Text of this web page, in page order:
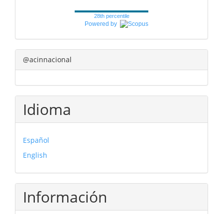
28th percentile
Powered by
@acinnacional
Idioma
Español
English
Información